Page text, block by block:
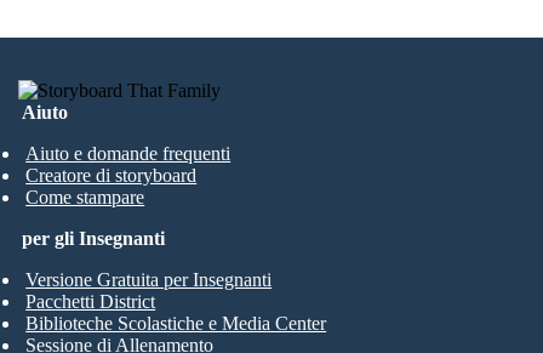
Aiuto
Aiuto e domande frequenti
Creatore di storyboard
Come stampare
per gli Insegnanti
Versione Gratuita per Insegnanti
Pacchetti District
Biblioteche Scolastiche e Media Center
Sessione di Allenamento